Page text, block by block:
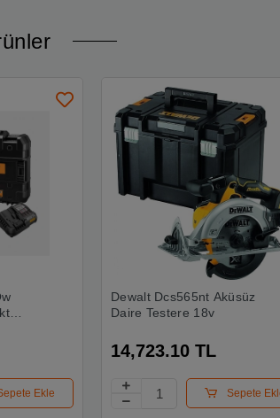
Ekle
Dewalt Dcs565nt Aküsüz
Daire Testere 18v
14,723.10 TL
Sepete